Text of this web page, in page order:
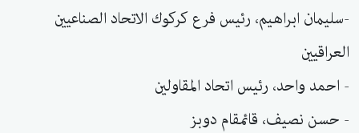
-سليمان ابراهيم، رئيس فرع كركوك الاتحاد الصناعيين
العراقيين
- احمد واحد، رئيس اتحاد المقاولين
- حسن نصيف، قائمقام دوبز